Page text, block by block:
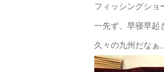
フィッシングショ
一先ず、早寝早起
久々の九州だなぁ。